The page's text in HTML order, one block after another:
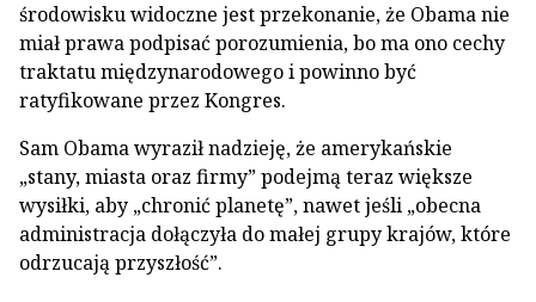
środowisku widoczne jest przekonanie, że Obama nie
miał prawa podpisać porozumienia, bo ma ono cechy
traktatu międzynarodowego i powinno być
ratyfikowane przez Kongres.
Sam Obama wyraził nadzieję, że amerykańskie
„stany, miasta oraz firmy” podejmą teraz większe
wysiłki, aby „chronić planetę”, nawet jeśli „obecna
administracja dołączyła do małej grupy krajów, które
odrzucają przyszłość”.